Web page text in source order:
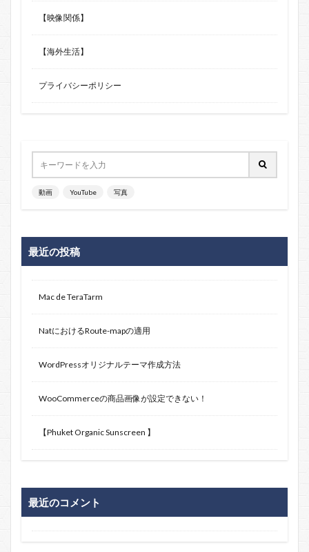
【映像関係】
【海外生活】
プライバシーポリシー
動画 YouTube 写真
最近の投稿
Mac de TeraTarm
NatにおけるRoute-mapの適用
WordPressオリジナルテーマ作成方法
WooCommerceの商品画像が設定できない！
【Phuket Organic Sunscreen 】
最近のコメント